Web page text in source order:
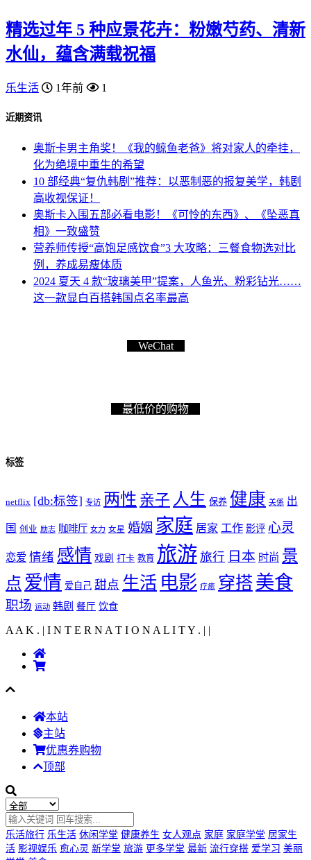
精选过年 5 种应景花卉：粉嫩芍药、清新
水仙，蕴含满载祝福
乐生活 1年前 1
近期资讯
奥斯卡男主角奖！《我的鲸鱼老爸》将对家人的牵挂，
化为绝境中重生的希望
10 部经典“复仇韩剧”推荐：以恶制恶的报复美学，韩剧
高收视保证！
奥斯卡入围五部必看电影！《可怜的东西》、《坠恶真
相》一致盛赞
营养师传授“高饱足感饮食”3 大攻略：三餐食物选对比
例，养成易瘦体质
2024 夏天 4 款“玻璃美甲”提案，人鱼光、粉彩钻光……
这一款显白百搭韩国点名率最高
WeChat
最低价的购物
标签
netflix [db:标签] 专访 两性 亲子 人生 保养 健康 关係 出
国 创业 励志 咖啡厅 女力 女星 婚姻 家庭 居家 工作 影评 心灵
恋爱 情绪 感情 戏剧 打卡 教育 旅游 旅行 日本 时尚 景
点 爱情 爱自己 甜点 生活 电影 疗癒 穿搭美食
职场 运动 韩剧 餐厅 饮食
A A K . | I N T E R N A T I O N A L I T Y . | |
本站
主站
优惠券购物
顶部
乐活旅行 乐生活 休闲学堂 健康养生 女人观点 家庭 家庭学堂 居家生
活 影视娱乐 愈心灵 新学堂 旅游 更多学堂 最新 流行穿搭 爱学习 美丽